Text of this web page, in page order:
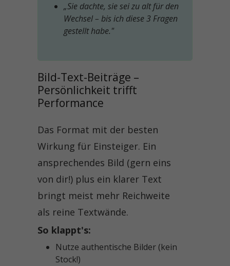
„Sie dachte, sie sei zu alt für den
Wechsel – bis ich diese 3 Fragen
gestellt habe."
Bild-Text-Beiträge –
Persönlichkeit trifft
Performance
Das Format mit der besten
Wirkung für Einsteiger. Ein
ansprechendes Bild (gern eins
von dir!) plus ein klarer Text
bringt meist mehr Reichweite
als reine Textwände.
So klappt's:
Nutze authentische Bilder (kein
Stock!)